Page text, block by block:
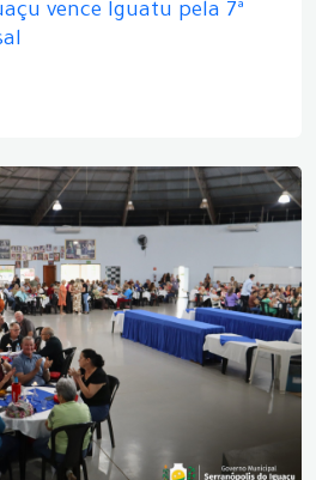
vence Iguatu pela 7ª